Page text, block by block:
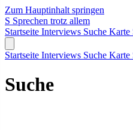
Zum Hauptinhalt springen
S Sprechen trotz allem
Startseite Interviews Suche Karte
Startseite Interviews Suche Karte
Suche